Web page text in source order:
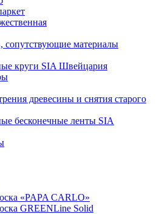
сопутствующие материалы
круги SIA Швейцария
древесины и снятия старого
бесконечные ленты SIA
«PAPA CARLO»
GREENLine Solid